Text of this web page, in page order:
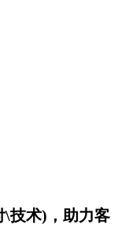
技术)，助力客